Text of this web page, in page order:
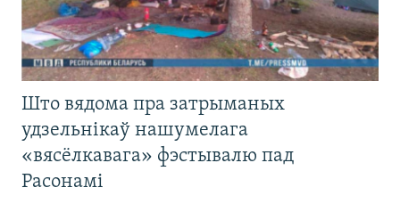
Што вядома пра затрыманых
удзельнікаў нашумелага
«вясёлкавага» фэстывалю пад
Расонамі